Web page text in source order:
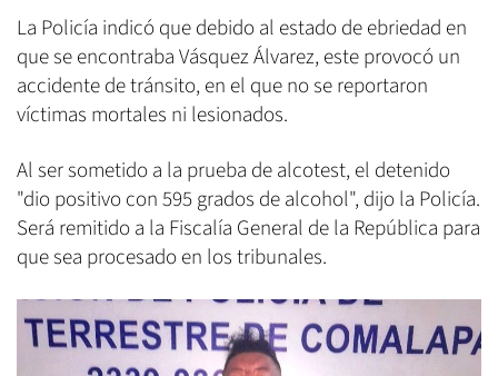
La Policía indicó que debido al estado de ebriedad en
que se encontraba Vásquez Álvarez, este provocó un
accidente de tránsito, en el que no se reportaron
víctimas mortales ni lesionados.
Al ser sometido a la prueba de alcotest, el detenido
"dio positivo con 595 grados de alcohol", dijo la Policía.
Será remitido a la Fiscalía General de la República para
que sea procesado en los tribunales.